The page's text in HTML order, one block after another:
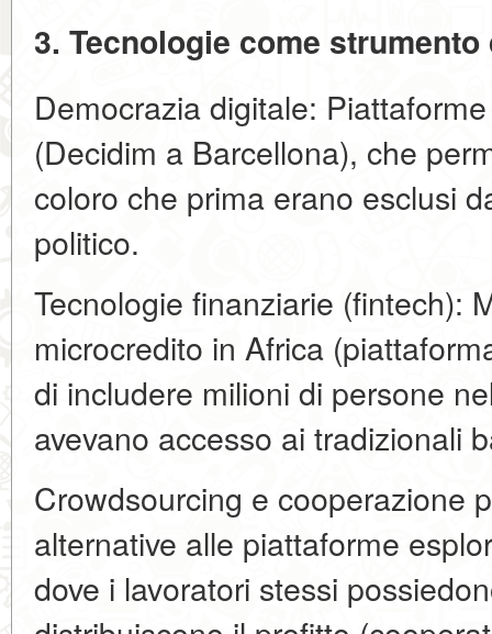
3. Tecnologie come
Democrazia digitale:
(Decidim a Barcellona), che
coloro che prima erano esclusi
politico.
Tecnologie finanziarie (fintech):
microcredito in Africa
di includere milioni di persone
avevano accesso ai tradizionali
Crowdsourcing e cooperazione
alternative alle piattaforme
dove i lavoratori stessi